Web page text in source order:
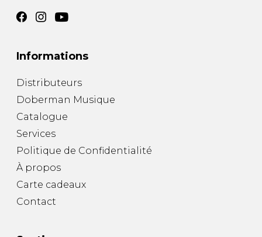
Informations
Distributeurs
Doberman Musique
Catalogue
Services
Politique de Confidentialité
À propos
Carte cadeaux
Contact